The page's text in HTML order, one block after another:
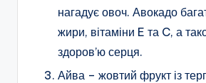
нагадує овоч. Авокадо
жири, вітаміни E та C, а
здоров’ю серця.
Айва – жовтий фрукт із